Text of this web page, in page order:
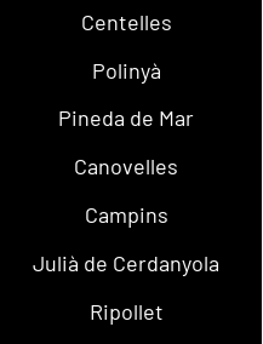
Centelles
Polinyà
Pineda de Mar
Canovelles
Campins
Julià de Cerdanyola
Ripollet